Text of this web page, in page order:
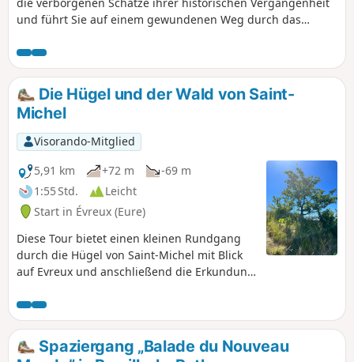
und führt Sie auf einem gewundenen Weg durch das
Ufer und die hübschen Juwelen der normannischen
Landarchitektur entdecken können. Es ist die Erinnerung an
eine Normandie mit ganz und gar weiblicher Anmut und
einer sanften Landschaft, die dieses Land, das Jean de la
Varende so treffend beschrieben hat, dem Wanderer
hinterlässt.
Die Hügel und der Wald von Saint-
Michel
Visorando-Mitglied
5,91 km
+72 m
-69 m
1:55 Std.
Leicht
Start in Évreux (Eure)
Diese Tour bietet einen kleinen Rundgang
durch die Hügel von Saint-Michel mit Blick
auf Evreux und anschließend die Erkundung
Spaziergang „Balade du Nouveau